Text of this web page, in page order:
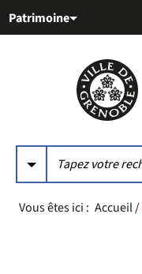
au
auPatrimoine
Vous êtes ici : Accueil/